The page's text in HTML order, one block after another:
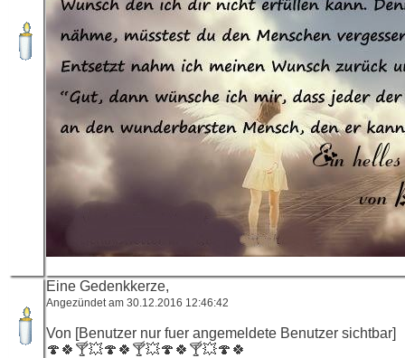
Eine Gedenkkerze,
Angezündet am 30.12.2016 12:46:42
Von [Benutzer nur fuer angemeldete Benutzer sichtbar]
🍄🍀🍸💥🍄🍀🍸💥🍄🍀🍸💥🍄🍀